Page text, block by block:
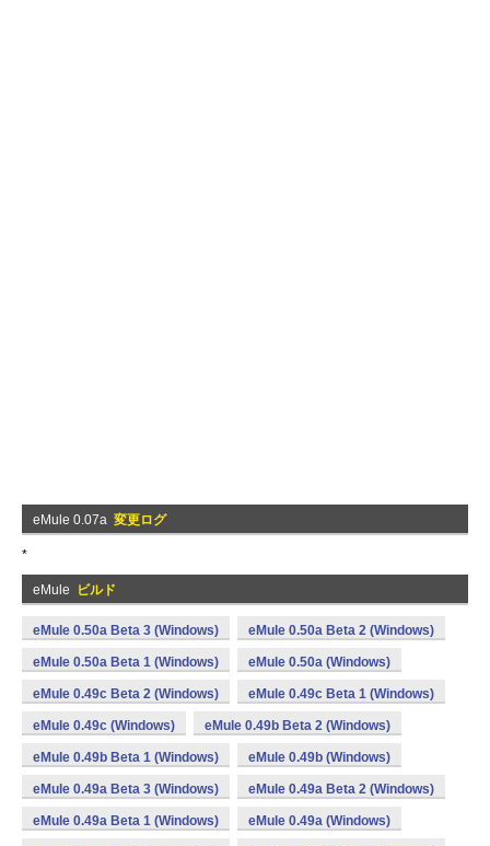
eMule 0.07a 変更ログ
*
eMule ビルド
eMule 0.50a Beta 3 (Windows) eMule 0.50a Beta 2 (Windows)
eMule 0.50a Beta 1 (Windows) eMule 0.50a (Windows)
eMule 0.49c Beta 2 (Windows) eMule 0.49c Beta 1 (Windows)
eMule 0.49c (Windows) eMule 0.49b Beta 2 (Windows)
eMule 0.49b Beta 1 (Windows) eMule 0.49b (Windows)
eMule 0.49a Beta 3 (Windows) eMule 0.49a Beta 2 (Windows)
eMule 0.49a Beta 1 (Windows) eMule 0.49a (Windows)